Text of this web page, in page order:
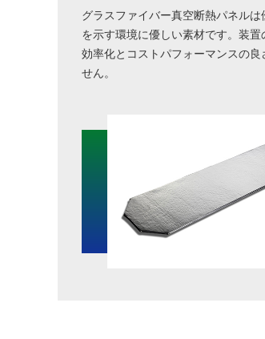
グラスファイバー真空断熱パネルは
を示す環境に優しい素材です。装置
効率化とコストパフォーマンスの良
せん。